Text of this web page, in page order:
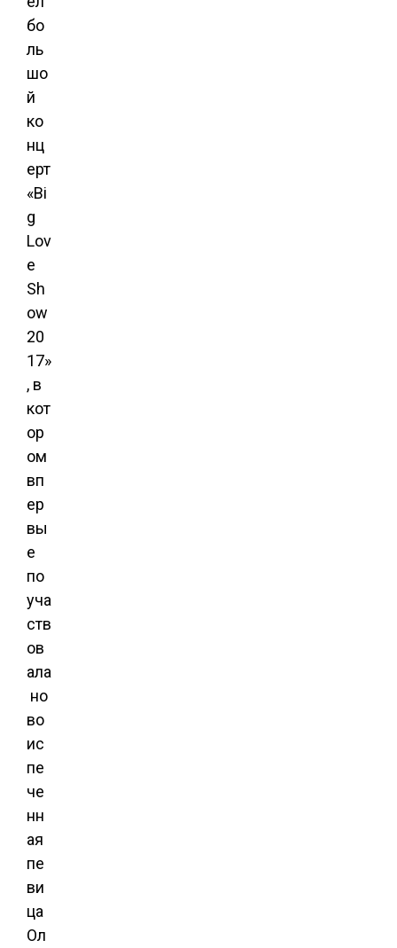
бо
ль
шо
й
ко
нц
ерт
«Bi
g
Lov
e
Sh
ow
20
17»
, в
кот
ор
ом
вп
ер
вы
е
по
уча
ств
ов
ала
но
во
ис
пе
че
нн
ая
пе
ви
ца
Ол